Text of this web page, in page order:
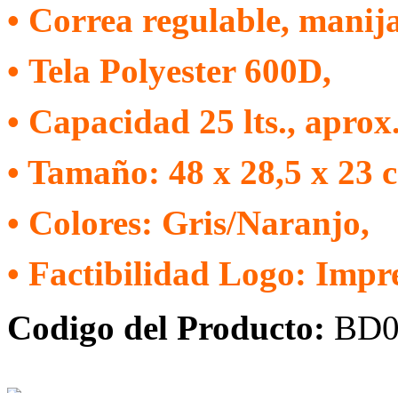
• Correa regulable,
• Tela Polyester 600D,
• Capacidad 25 lts.,
• Tamaño: 48 x 28,5 x 23
• Colores: Gris/Naranjo,
• Factibilidad Logo:
Codigo del Producto: